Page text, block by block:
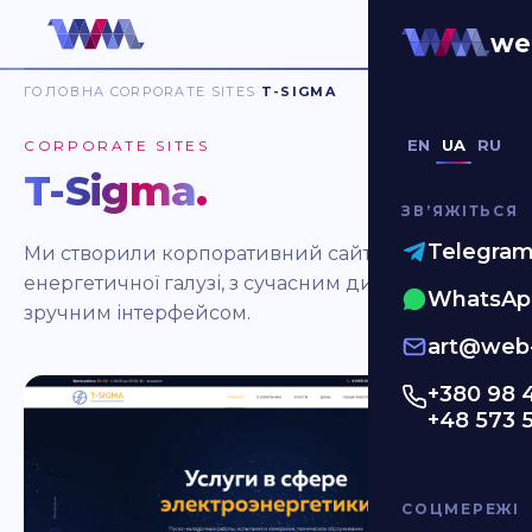
EN UA RU
ЗВʼЯЖІТЬСЯ
+380 98
+48 573
СОЦМЕРЕЖІ
ГОЛОВНА CORPORATE SITES T-SIGMA
CORPORATE SITES
T-Sigma.
Ми створили корпоративний сайт для
енергетичної галузі, з сучасним дизайном та
зручним інтерфейсом.